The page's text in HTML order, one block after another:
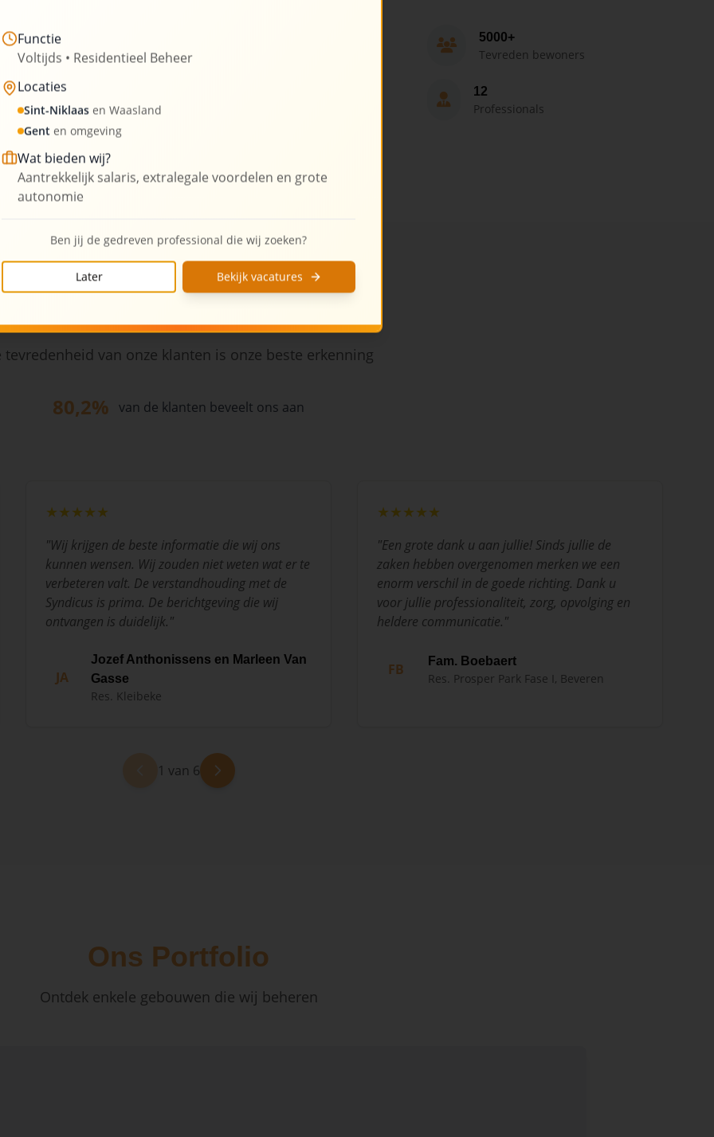
5000+
Tevreden bewoners
12
Professionals
tevredenheid van onze klanten is onze beste erkenning
80,2% van de klanten beveelt ons aan
★★★★★
"Wij krijgen de beste informatie die wij ons
kunnen wensen. Wij zouden niet weten wat er te
verbeteren valt. De verstandhouding met de
Syndicus is prima. De berichtgeving die wij
ontvangen is duidelijk."
JA
Jozef Anthonissens en Marleen Van
Gasse
Res. Kleibeke
★★★★★
"Een grote dank u aan jullie! Sinds jullie de
zaken hebben overgenomen merken we een
enorm verschil in de goede richting. Dank u
voor jullie professionaliteit, zorg, opvolging en
heldere communicatie."
FB Fam. Boebaert
Res. Prosper Park Fase I, Beveren
1 van 6
Ons Portfolio
Ontdek enkele gebouwen die wij beheren
Functie
Voltijds • Residentieel Beheer
Locaties
Sint-Niklaas en Waasland
Gent en omgeving
Wat bieden wij?
Aantrekkelijk salaris, extralegale voordelen en grote
autonomie
Ben jij de gedreven professional die wij zoeken?
Later Bekijk vacatures